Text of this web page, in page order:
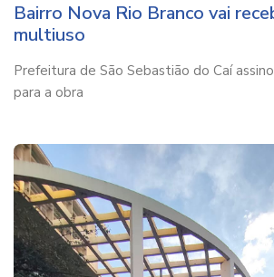
Bairro Nova Rio Branco vai
multiuso
Prefeitura de São Sebastião do Caí
para a obra